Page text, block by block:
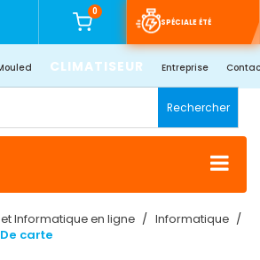
0
SPÉCIALE ÉTÉ
CLIMATISEUR Entreprise
Rechercher
Informatique en ligne
Informatique
carte